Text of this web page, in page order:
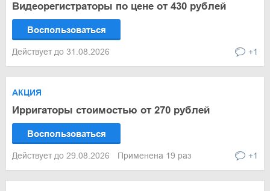
Видеорегистраторы по цене от 430 рублей
Воспользоваться
Действует до 31.08.2026 +1
АКЦИЯ
Ирригаторы стоимостью от 270 рублей
Воспользоваться
Действует до 29.08.2026 Применена 19 раз +1